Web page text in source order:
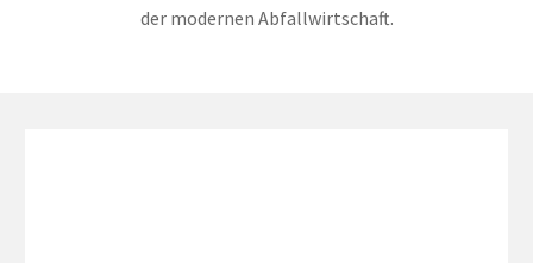
der modernen Abfallwirtschaft.